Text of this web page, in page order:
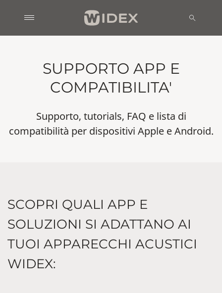
SUPPORTO APP E
COMPATIBILITA'
Supporto, tutorials, FAQ e lista di
compatibilità per dispositivi Apple e Android.
SCOPRI QUALI APP E
SOLUZIONI SI ADATTANO AI
TUOI APPARECCHI ACUSTICI
WIDEX: